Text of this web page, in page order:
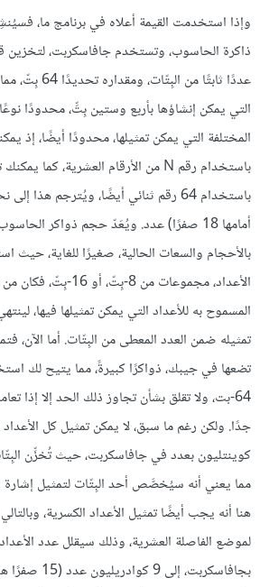
وإذا استخدمت القيمة أعلاه في برنامج ما،
ذاكرة الحاسوب، وتستخدم جافاسكربت، لتخزين
عددًا ثابتًا من
التي يمكن إنشاؤها بأربع وستين بِتِّ، محدودًا
المختلفة التي يمكن تمثيلها، محدودًا أيضًا، إذ
باستخدام رقم N من الأرقام العشرية، كما يمكنك تمثيل 2
أمامها 18 صفرًا) عدد. ويُعَدّ حجم ذواكر
بالأحجام والسعات الحالية، صغيرًا للغاية، حيث
الأعداد، مجموعات من 8-
المسموح به للأعداد التي يمكن تمثيلها فيها،
تمثيله ضمن العدد المعطى من البِتّات. أما الآن،
تضعها في جيبك، ذواكرًا كبيرةً، مما يتيح لك
64-بت، ولا تقلق بشأن تجاوز ذلك الحد إلا إذا
كوينتليون بعدد في جافاسكربت، حيث تُخزِّن
مما يعني أنه سيُخصَّص أحد البِتّات لتمثيل إشارة
هنا أنه يجب أيضًا تمثيل الأعداد الكسرية،
لموضع الفاصلة العشرية، وذلك سيقلل عدد
بجافاسكربت،